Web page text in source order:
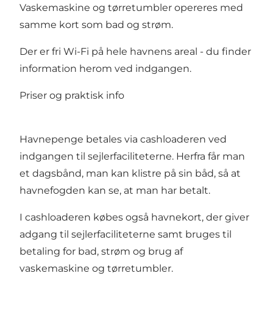
Vaskemaskine og tørretumbler opereres med
samme kort som bad og strøm.
Der er fri Wi-Fi på hele havnens areal - du finder
information herom ved indgangen.
Priser og praktisk info
Havnepenge betales via cashloaderen ved
indgangen til sejlerfaciliteterne. Herfra får man
et dagsbånd, man kan klistre på sin båd, så at
havnefogden kan se, at man har betalt.
I cashloaderen købes også havnekort, der giver
adgang til sejlerfaciliteterne samt bruges til
betaling for bad, strøm og brug af
vaskemaskine og tørretumbler.